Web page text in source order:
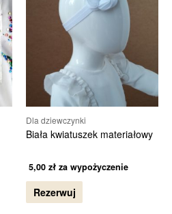
Dla dziewczynki
Biała kwiatuszek materiałowy
5,00 zł za wypożyczenie
Rezerwuj